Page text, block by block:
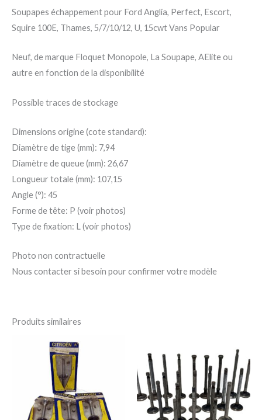
Soupapes échappement pour Ford Anglia, Perfect, Escort,
Squire 100E, Thames, 5/7/10/12, U, 15cwt Vans Popular
Neuf, de marque Floquet Monopole, La Soupape, AElite ou
autre en fonction de la disponibilité
Possible traces de stockage
Dimensions origine (cote standard):
Diamètre de tige (mm): 7,94
Diamètre de queue (mm): 26,67
Longueur totale (mm): 107,15
Angle (°): 45
Forme de tête: P (voir photos)
Type de fixation: L (voir photos)
Photo non contractuelle
Nous contacter si besoin pour confirmer votre modèle
Produits similaires
produit
plusieurs
variations.
a